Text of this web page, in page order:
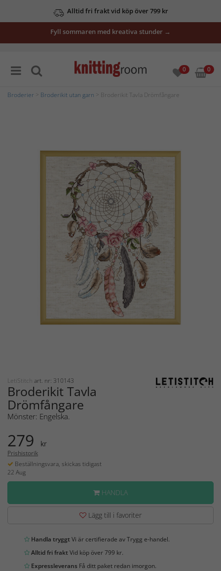
Alltid fri frakt vid köp över 799 kr
Fyll sommaren med kreativa stunder →
0 0
Broderier Broderikit utan garn > Broderikit Tavla Drömfångare
LetiStitch art. nr: 310143
Broderikit Tavla
Drömfångare
Mönster: Engelska.
279 kr
Prishistorik
Beställningsvara, skickas tidigast
22 Aug
HANDLA
Lägg till i favoriter
Handla tryggtVi är certifierade av Trygg e-handel.
Alltid fri fraktVid köp över 799 kr.
Expressleverans Få ditt paket redan imorgon.